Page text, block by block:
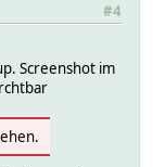
#4
Screenshot im